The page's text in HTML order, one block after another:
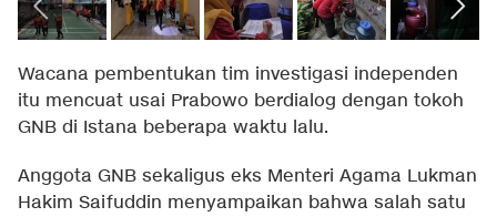
Wacana pembentukan tim investigasi independen
itu mencuat usai Prabowo berdialog dengan tokoh
GNB di Istana beberapa waktu lalu.
Anggota GNB sekaligus eks Menteri Agama Lukman
Hakim Saifuddin menyampaikan bahwa salah satu